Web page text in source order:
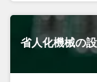
省人化機械の